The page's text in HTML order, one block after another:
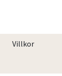
Villkor